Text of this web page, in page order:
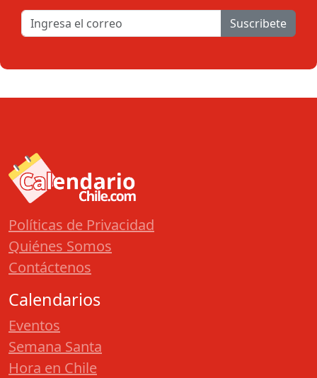
Suscribete
Políticas de Privacidad
Quiénes Somos
Contáctenos
Calendarios
Eventos
Semana Santa
Hora en Chile